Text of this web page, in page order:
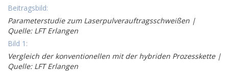
Beitragsbild:
Parameterstudie zum Laserpulverauftragsschweißen |
Quelle: LFT Erlangen
Bild 1:
Vergleich der konventionellen mit der hybriden Prozesskette |
Quelle: LFT Erlangen